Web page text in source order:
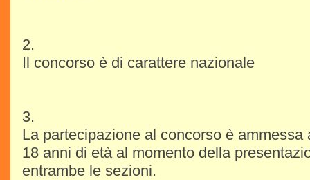
2.
Il concorso è di carattere nazionale
3.
La partecipazione al concorso è ammessa
18 anni di età al momento della
entrambe le sezioni.